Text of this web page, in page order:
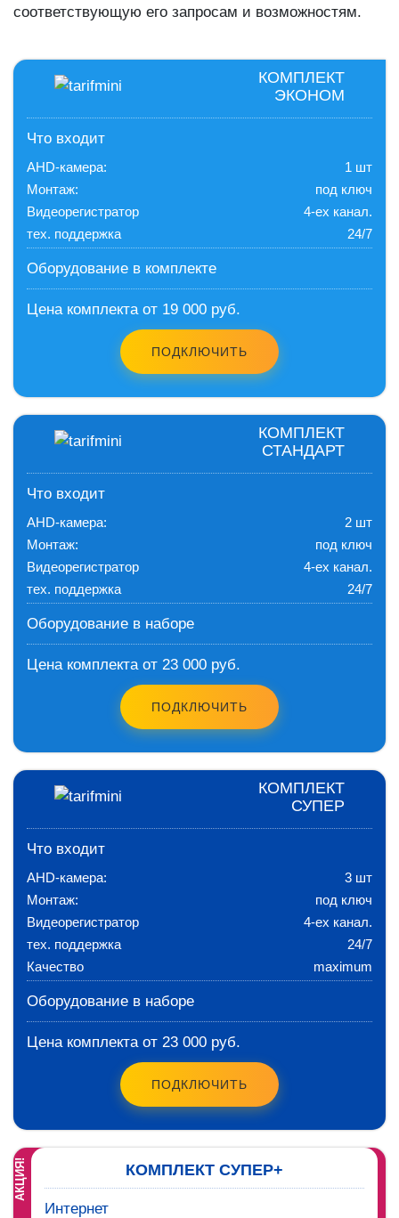
соответствующую его запросам и возможностям.
КОМПЛЕКТ
ЭКОНОМ
Что входит
AHD-камера:
1 шт
Монтаж:
под ключ
Видеорегистратор
4-ех канал.
тех. поддержка
24/7
Оборудование в комплекте
Цена комплекта от 19 000 руб.
ПОДКЛЮЧИТЬ
КОМПЛЕКТ
СТАНДАРТ
Что входит
AHD-камера:
2 шт
Монтаж:
под ключ
Видеорегистратор
4-ех канал.
тех. поддержка
24/7
Оборудование в наборе
Цена комплекта от 23 000 руб.
ПОДКЛЮЧИТЬ
КОМПЛЕКТ
СУПЕР
Что входит
AHD-камера:
3 шт
Монтаж:
под ключ
Видеорегистратор
4-ех канал.
тех. поддержка
24/7
Качество
maximum
Оборудование в наборе
Цена комплекта от 23 000 руб.
ПОДКЛЮЧИТЬ
АКЦИЯ! КОМПЛЕКТ СУПЕР+
Интернет